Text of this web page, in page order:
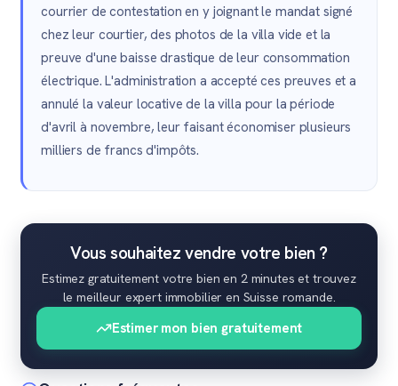
courrier de contestation en y joignant le mandat signé
chez leur courtier, des photos de la villa vide et la
preuve d'une baisse drastique de leur consommation
électrique. L'administration a accepté ces preuves et a
annulé la valeur locative de la villa pour la période
d'avril à novembre, leur faisant économiser plusieurs
milliers de francs d'impôts.
Vous souhaitez vendre votre bien ?
Estimez gratuitement votre bien en 2 minutes et trouvez
le meilleur expert immobilier en Suisse romande.
Estimer mon bien gratuitement